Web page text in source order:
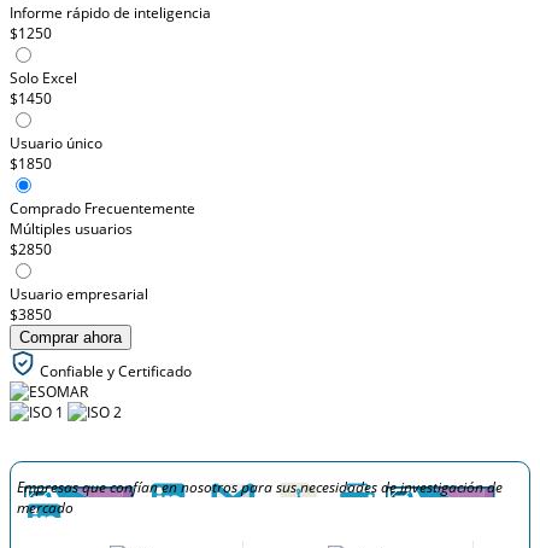
Informe rápido de inteligencia
$1250
Solo Excel
$1450
Usuario único
$1850
Comprado Frecuentemente
Múltiples usuarios
$2850
Usuario empresarial
$3850
Comprar ahora
Confiable y Certificado
Empresas que confían en nosotros para sus necesidades de investigación de
mercado